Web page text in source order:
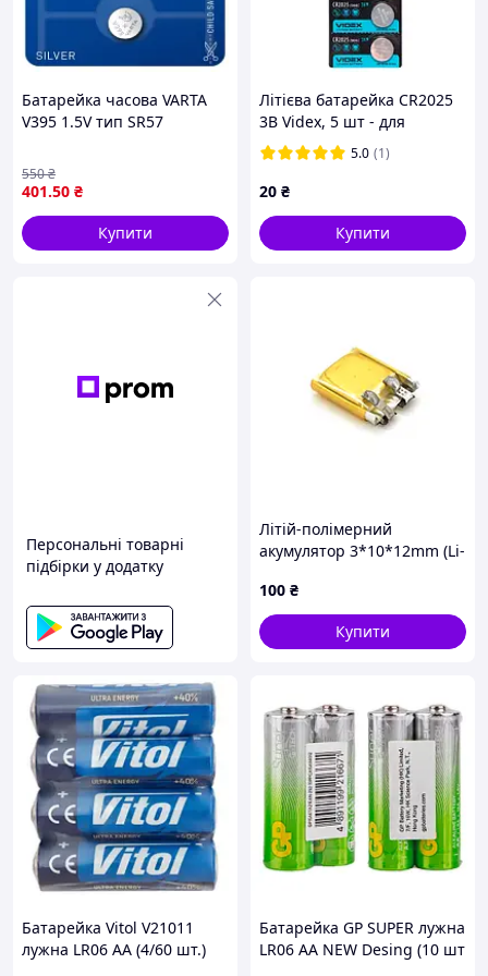
Значно більша ємність (7000 мА·г vs типові
4000-5500 мА·г).
Вища якість збірки осередку: мінімальні
внутрішні опори, сучасна хімія.
Підвищені струмовіддачі — ідеально підходить
для деяких Hi-Drain пристроїв.
Надійний захист та більш рівномірна втрата
ємності з часом.
Поради щодо експлуатації та догляду
Зберігайте акумулятор у сухому, прохолодному
Заряджайте лише рекомендованими зарядними
Не допускайте коротких замикань контактів,
перевіряйте ізоляцію, особливо якщо
використовуєте акумулятор у складі збірки.
впливу високих температур або прямих сонячних
променів.
Чому варто купувати VariCore 26650 3.6V 7000mAh VC-
2670 у перевіреного постачальника?
Оригінальна продукція VariCore має сертифікати якості
проходить багаторівневий контроль на виробництві.
Замовляючи акумулятори у надійного продавця, ви
отримуєте:
Гарантію на товар — захист від заводських
дефектів.
Перевірку акумулятора перед продажем на
відповідність заявленим характеристикам.
Професійні консультації щодо правильного
вибору та використання елементів живлення.
(бокс, зарядний пристрій, інструкції).
Відповіді на популярні запитання щодо VariCore 26650
Батарейка часова VARTA
V395 1.5V тип SR57
401.50 ₴
550₴
Купити
Літієва батарейка CR2025
3В Videx, 5 шт - для
годинників, пультів, ваг
5.0 (1)
20 ₴
Купити
Персональні товарні
підбірки у додатку
Літій-полімерний
акумулятор 3*10*12mm (Li-
100 ₴
Купити
Батарейка Vitol V21011
лужна LR06 AA (4/60 шт.)
Батарейка GP SUPER лужна
LR06 АА NEW Desing (10 шт